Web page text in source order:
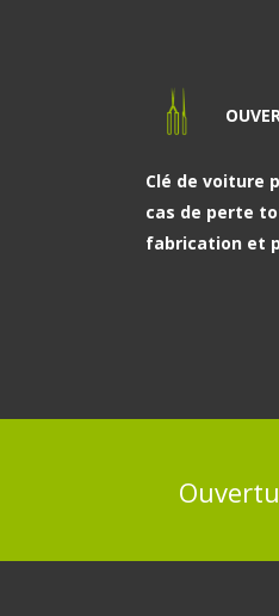
Clé de voiture
cas de perte
fabrication et